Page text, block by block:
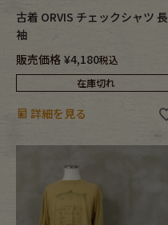
古着 ORVIS チェックシャツ 長
袖
販売価格 ¥4,180税込
在庫切れ
詳細を見る